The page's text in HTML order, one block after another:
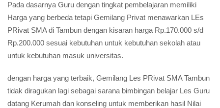
Pada dasarnya Guru dengan tingkat pembelajaran memiliki
Harga yang berbeda tetapi Gemilang Privat menawarkan LEs
PRivat SMA di Tambun dengan kisaran harga Rp.170.000 s/d
Rp.200.000 sesuai kebutuhan untuk kebutuhan sekolah atau
untuk kebutuhan masuk universitas.
dengan harga yang terbaik, Gemilang Les PRivat SMA Tambun
tidak diragukan lagi sebagai sarana bimbingan belajar Les Guru
datang Kerumah dan konseling untuk memberikan hasil Nilai